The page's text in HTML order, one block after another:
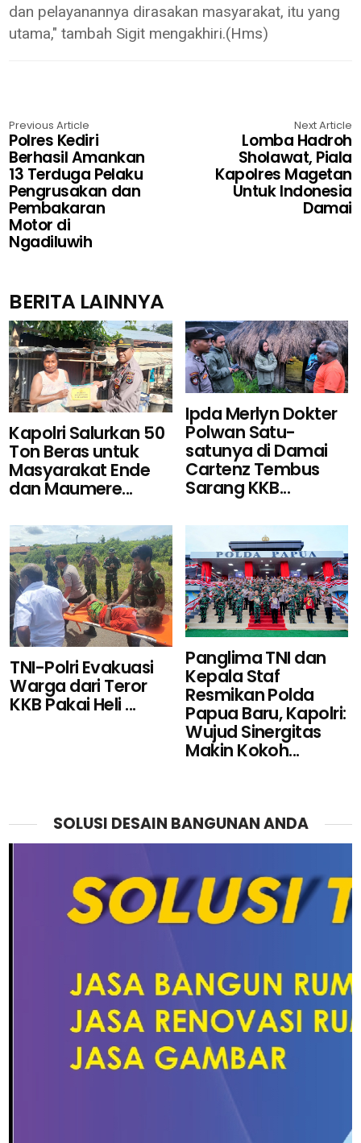
dan pelayanannya dirasakan masyarakat, itu yang
utama," tambah Sigit mengakhiri.(Hms)
Previous Article
Polres Kediri
Berhasil Amankan
13 Terduga Pelaku
Pengrusakan dan
Pembakaran
Motor di
Ngadiluwih
Next Article
Lomba Hadroh
Sholawat, Piala
Kapolres Magetan
Untuk Indonesia
Damai
BERITA LAINNYA
Kapolri Salurkan 50
Ton Beras untuk
Masyarakat Ende
dan Maumere...
Ipda Merlyn Dokter
Polwan Satu-
satunya di Damai
Cartenz Tembus
Sarang KKB...
TNI-Polri Evakuasi
Warga dari Teror
KKB Pakai Heli ...
Panglima TNI dan
Kepala Staf
Resmikan Polda
Papua Baru, Kapolri:
Wujud Sinergitas
Makin Kokoh...
SOLUSI DESAIN BANGUNAN ANDA